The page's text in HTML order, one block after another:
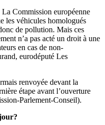
Commission européenne
les véhicules homologués
de pollution. Mais ces
n’a pas acté un droit à une
en cas de non-
eurodéputé Les
renvoyée devant la
étape avant l’ouverture
Parlement-Conseil).